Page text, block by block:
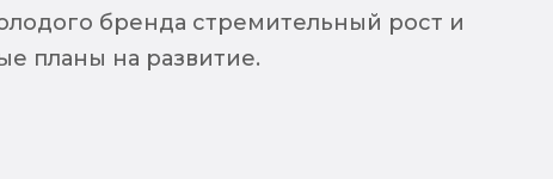
бренда стремительный рост и
планы на развитие.